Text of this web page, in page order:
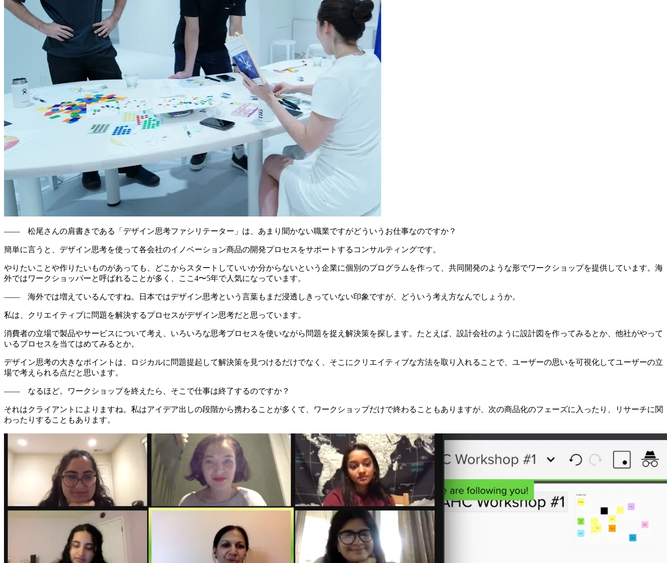
—— 松尾さんの肩書きである「デザイン思考ファシリテーター」は、あまり聞かない職業ですがどういうお仕事なのですか？
簡単に言うと、デザイン思考を使って各会社のイノベーション商品の開発プロセスをサポートするコンサルティングです。
やりたいことや作りたいものがあっても、どこからスタートしていいか分からないという企業に個別のプログラムを作って、共同開発のような形でワークショップを提供しています。海
外ではワークショッパーと呼ばれることが多く、ここ4〜5年で人気になっています。
—— 海外では増えているんですね。日本ではデザイン思考という言葉もまだ浸透しきっていない印象ですが、どういう考え方なんでしょうか。
私は、クリエイティブに問題を解決するプロセスがデザイン思考だと思っています。
消費者の立場で製品やサービスについて考え、 いろいろな思考プロセスを使いながら問題を捉え解決策を探します。 たとえば、設計会社のように設計図を作ってみるとか、他社がやって
いるプロセスを当てはめてみるとか。
デザイン思考の大きなポイントは、ロジカルに問題提起して解決策を見つけるだけでなく、そこにクリエイティブな方法を取り入れることで、ユーザーの思いを可視化してユーザーの立
場で考えられる点だと思います。
—— なるほど。ワークショップを終えたら、そこで仕事は終了するのですか？
それはクライアントによりますね。私はアイデア出しの段階から携わることが多くて、ワークショップだけで終わることもありますが、次の商品化のフェーズに入ったり、リサーチに関
わったりすることもあります。